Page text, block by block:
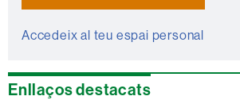
Accedeix al teu espai personal
Enllaços destacats